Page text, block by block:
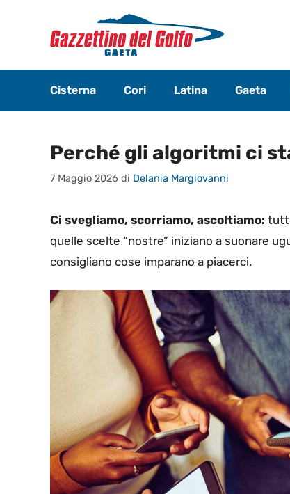
contenuto
Cisterna Cori Latina Gaeta
Perché gli algoritmi ci
7 Maggio 2026 di Delania Margiovanni
Ci svegliamo, scorriamo, ascoltiamo:
quelle scelte “nostre” iniziano a suonare
consigliano cose imparano a piacerci.